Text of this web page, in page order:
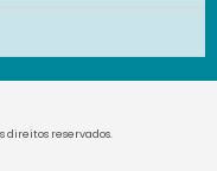
direitos reservados.